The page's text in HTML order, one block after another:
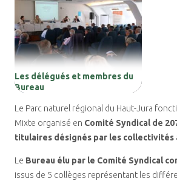
Les délégués et membres du
Bureau
Le Parc naturel régional du Haut-Jura
Mixte organisé en Comité Syndical de
titulaires désignés par les collectivités
Le Bureau élu par le Comité Syndical
issus de 5 collèges représentant les